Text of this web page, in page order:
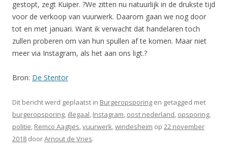
gestopt, zegt Kuiper. ?We zitten nu natuurlijk in de drukste tijd
voor de verkoop van vuurwerk. Daarom gaan we nog door
tot en met januari. Want ik verwacht dat handelaren toch
zullen proberen om van hun spullen af te komen. Maar niet
meer via Instagram, als het aan ons ligt.?
Bron: De Stentor
Dit bericht werd geplaatst in Burgeropsporing en getagged met
burgeropsporing, illegaal, Instagram, oost nederland, opsporing,
politie, Remco Aagtjes,vuurwerk,windesheim op 22 november
2018 doorArnout de Vries.